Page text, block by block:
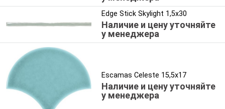
Edge Stick Skylight 1,5x30
Наличие и цену уточняйте
у менеджера
Escamas Celeste 15,5x17
Наличие и цену уточняйте
у менеджера